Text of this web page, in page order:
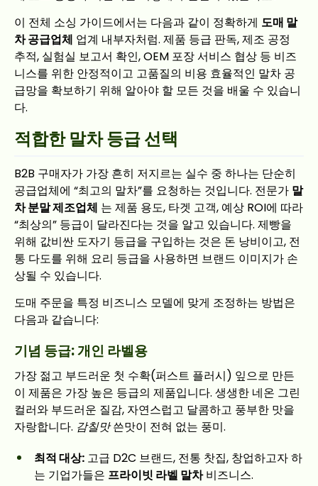
이 전체 소싱 가이드에서는 다음과 같이 정확하게 도매 말
차 공급업체 업계 내부자처럼. 제품 등급 판독, 제조 공정
추적, 실험실 보고서 확인, OEM 포장 서비스 협상 등 비즈
니스를 위한 안정적이고 고품질의 비용 효율적인 말차 공
급망을 확보하기 위해 알아야 할 모든 것을 배울 수 있습니
다.
적합한 말차 등급 선택
B2B 구매자가 가장 흔히 저지르는 실수 중 하나는 단순히
공급업체에 “최고의 말차”를 요청하는 것입니다. 전문가 말
차 분말 제조업체 는 제품 용도, 타겟 고객, 예상 ROI에 따라
“최상의” 등급이 달라진다는 것을 알고 있습니다. 제빵을
위해 값비싼 도자기 등급을 구입하는 것은 돈 낭비이고, 전
통 다도를 위해 요리 등급을 사용하면 브랜드 이미지가 손
상될 수 있습니다.
도매 주문을 특정 비즈니스 모델에 맞게 조정하는 방법은
다음과 같습니다:
기념 등급: 개인 라벨용
가장 젊고 부드러운 첫 수확(퍼스트 플러시) 잎으로 만든
이 제품은 가장 높은 등급의 제품입니다. 생생한 네온 그린
컬러와 부드러운 질감, 자연스럽고 달콤하고 풍부한 맛을
자랑합니다. 감칠맛쓴맛이 전혀 없는 풍미.
최적 대상: 고급 D2C 브랜드, 전통 찻집, 창업하고자 하
는 기업가들은 프라이빗 라벨 말차비즈니스.